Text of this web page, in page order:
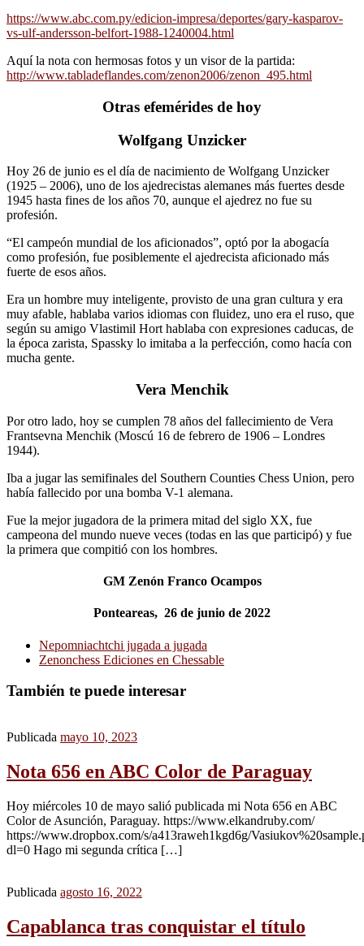
https://www.abc.com.py/edicion-impresa/deportes/gary-kasparov-
vs-ulf-andersson-belfort-1988-1240004.html
Aquí la nota con hermosas fotos y un visor de la partida:
http://www.tabladeflandes.com/zenon2006/zenon_495.html
Otras efemérides de hoy
Wolfgang Unzicker
Hoy 26 de junio es el día de nacimiento de Wolfgang Unzicker
(1925 – 2006), uno de los ajedrecistas alemanes más fuertes desde
1945 hasta fines de los años 70, aunque el ajedrez no fue su
profesión.
“El campeón mundial de los aficionados”, optó por la abogacía
como profesión, fue posiblemente el ajedrecista aficionado más
fuerte de esos años.
Era un hombre muy inteligente, provisto de una gran cultura y era
muy afable, hablaba varios idiomas con fluidez, uno era el ruso, que
según su amigo Vlastimil Hort hablaba con expresiones caducas, de
la época zarista, Spassky lo imitaba a la perfección, como hacía con
mucha gente.
Vera Menchik
Por otro lado, hoy se cumplen 78 años del fallecimiento de Vera
Frantsevna Menchik (Moscú 16 de febrero de 1906 – Londres
1944).
Iba a jugar las semifinales del Southern Counties Chess Union, pero
había fallecido por una bomba V-1 alemana.
Fue la mejor jugadora de la primera mitad del siglo XX, fue
campeona del mundo nueve veces (todas en las que participó) y fue
la primera que compitió con los hombres.
GM Zenón Franco Ocampos
Ponteareas, 26 de junio de 2022
Nepomniachtchi jugada a jugada
Zenonchess Ediciones en Chessable
También te puede interesar
Publicada mayo 10, 2023
Nota 656 en ABC Color de Paraguay
Hoy miércoles 10 de mayo salió publicada mi Nota 656 en ABC
Color de Asunción, Paraguay. https://www.elkandruby.com/
https://www.dropbox.com/s/a413raweh1kgd6g/
dl=0 Hago mi segunda crítica […]
Publicada agosto 16, 2022
Capablanca tras conquistar el título